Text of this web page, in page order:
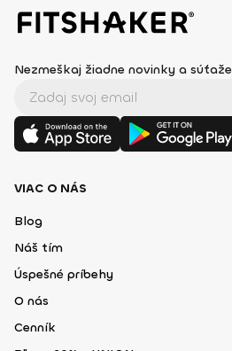
Nezmeškaj žiadne novinky a súťaže
VIAC O NÁS
Blog
Náš tím
Úspešné príbehy
O nás
Cenník